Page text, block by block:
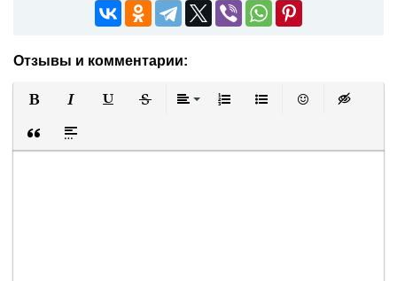
Отзывы и комментарии:
Вставка цитаты
Вставка спойлера